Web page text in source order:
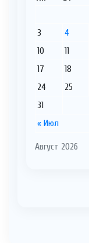
Август 2026
« Июл
3
4
10
11
17
18
24
25
31